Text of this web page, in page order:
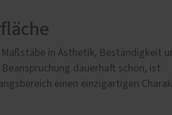
in Ästhetik, Beständigkeit
dauerhaft schön, ist
einen einzigartigen